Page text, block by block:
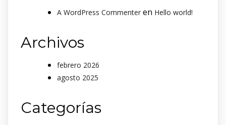
A WordPress Commenter en Hello world!
Archivos
febrero 2026
agosto 2025
Categorías